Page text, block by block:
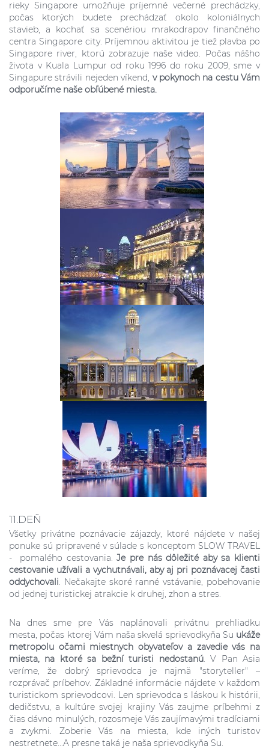
rieky Singapore umožňuje príjemné večerné prechádzky,
počas ktorých budete prechádzať okolo koloniálnych
stavieb, a kochať sa scenériou mrakodrapov finančného
centra Singapore city. Príjemnou aktivitou je tiež plavba po
Singapore river, ktorú zobrazuje naše video. Počas nášho
života v Kuala Lumpur od roku 1996 do roku 2009, sme v
Singapure strávili nejeden víkend, v pokynoch na cestu Vám
odporučíme naše obľúbené miesta.
11.DEŇ
Všetky privátne poznávacie zájazdy, ktoré nájdete v našej
ponuke sú pripravené v súlade s konceptom SLOW TRAVEL
- pomalého cestovania.Je pre nás dôležité aby sa klienti
cestovanie užívali a vychutnávali, aby aj pri poznávacej časti
oddychovali. Nečakajte skoré ranné vstávanie, pobehovanie
od jednej turistickej atrakcie k druhej, zhon a stres.
Na dnes sme pre Vás naplánovali privátnu prehliadku
mesta, počas ktorej Vám naša skvelá sprievodkyňa Su ukáže
metropolu očami miestnych obyvateľov a zavedie vás na
miesta, na ktoré sa bežní turisti nedostanú. V Pan Asia
veríme, že dobrý sprievodca je najmä "storyteller" –
rozprávač príbehov. Základné informácie nájdete v každom
turistickom sprievodcovi. Len sprievodca s láskou k histórii,
dedičstvu, a kultúre svojej krajiny Vás zaujme príbehmi z
čias dávno minulých, rozosmeje Vás zaujímavými tradíciami
a zvykmi. Zoberie Vás na miesta, kde iných turistov
nestretnete...A presne taká je naša sprievodkyňa Su.